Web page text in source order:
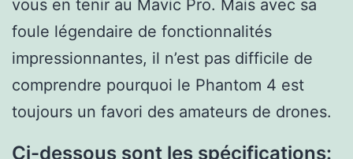
vous en tenir au Mavic Pro. Mais avec sa
foule légendaire de fonctionnalités
impressionnantes, il n’est pas difficile de
comprendre pourquoi le Phantom 4 est
toujours un favori des amateurs de drones.
Ci-dessous sont les spécifications: